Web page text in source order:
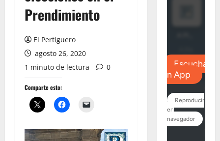
Prendimiento
El Pertiguero
agosto 26, 2020
1 minuto de lectura
0
Comparte esto: